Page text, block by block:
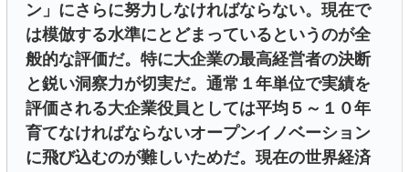
ン」にさらに努力しなければならない。現在で
は模倣する水準にとどまっているというのが全
般的な評価だ。特に大企業の最高経営者の決断
と鋭い洞察力が切実だ。通常１年単位で実績を
評価される大企業役員としては平均５～１０年
育てなければならないオープンイノベーション
に飛び込むのが難しいためだ。現在の世界経済